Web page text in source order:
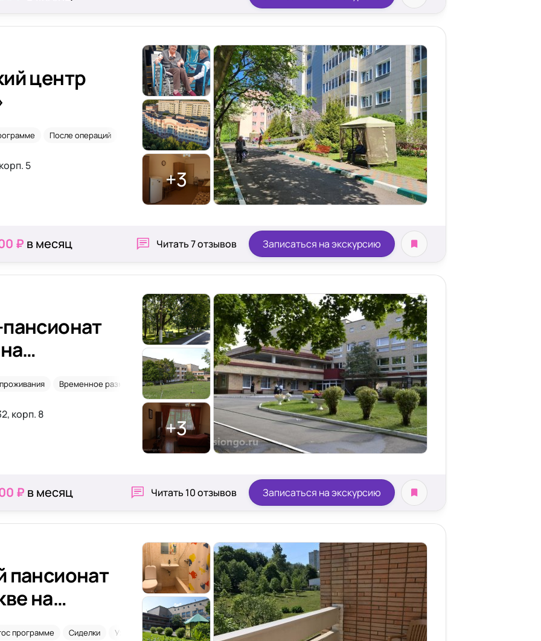
центр
После операций После инсульта После травм
5
+3
₽ в месяц Читать7 отзывов Записаться на экскурсию
Временное размещение Уход 24/7 Сиделки
корп. 8
+3
₽ в месяц Читать 10 отзывов Записаться на экскурсию
пансионат
на
программе Сиделки Уход 24/7